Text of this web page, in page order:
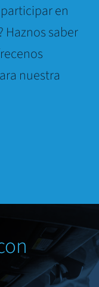
en
Haznos saber
nuestra